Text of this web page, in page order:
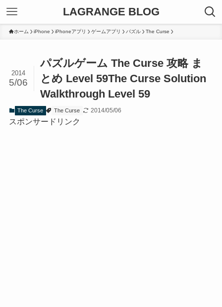
LAGRANGE BLOG
ホーム iPhone iPhoneアプリ ゲームアプリ パズル The Curse
パズルゲーム The Curse 攻略 ま
とめ Level 59The Curse Solution
Walkthrough Level 59
2014
5/06
The Curse The Curse 2014/05/06
スポンサードリンク